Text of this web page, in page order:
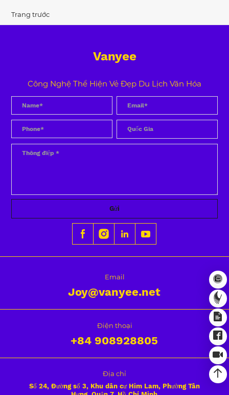
Trang trước
Vanyee
Công Nghệ Thể Hiện Vẻ Đẹp Du Lịch Văn Hóa
Gửi
Email
Joy@vanyee.net
Điện thoại
+84 908928805
Địa chỉ
Số 24, Đường số 3, Khu dân cư Him Lam, Phường Tân